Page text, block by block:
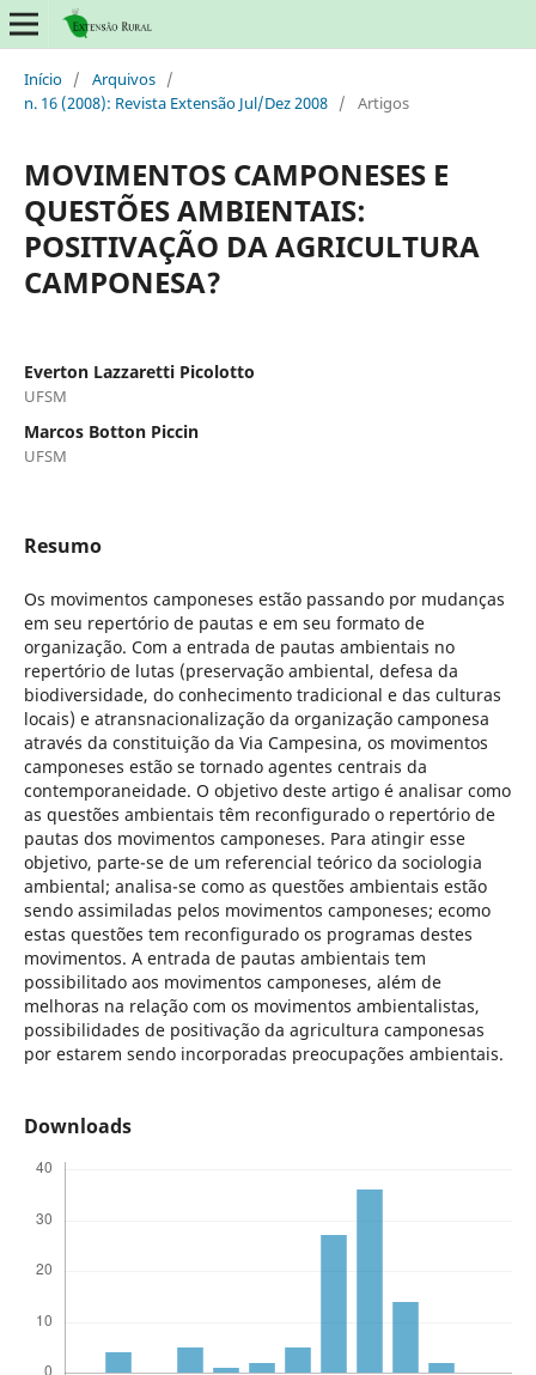
Início / Arquivos /
n. 16 (2008): Revista Extensão Jul/Dez 2008 / Artigos
MOVIMENTOS CAMPONESES E
QUESTÕES AMBIENTAIS:
POSITIVAÇÃO DA AGRICULTURA
CAMPONESA?
Everton Lazzaretti Picolotto
UFSM
Marcos Botton Piccin
UFSM
Resumo
Os movimentos camponeses estão passando por mudanças
em seu repertório de pautas e em seu formato de
organização. Com a entrada de pautas ambientais no
repertório de lutas (preservação ambiental, defesa da
biodiversidade, do conhecimento tradicional e das culturas
locais) e atransnacionalização da organização camponesa
através da constituição da Via Campesina, os movimentos
camponeses estão se tornado agentes centrais da
contemporaneidade. O objetivo deste artigo é analisar como
as questões ambientais têm reconfigurado o repertório de
pautas dos movimentos camponeses. Para atingir esse
objetivo, parte-se de um referencial teórico da sociologia
ambiental; analisa-se como as questões ambientais estão
sendo assimiladas pelos movimentos camponeses; ecomo
estas questões tem reconfigurado os programas destes
movimentos. A entrada de pautas ambientais tem
possibilitado aos movimentos camponeses, além de
melhoras na relação com os movimentos ambientalistas,
possibilidades de positivação da agricultura camponesas
por estarem sendo incorporadas preocupações ambientais.
Downloads